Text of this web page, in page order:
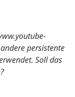
persistente
Soll das